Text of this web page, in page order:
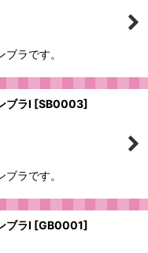
ラです。
ブラI [SB0003]
ラです。
ブラI [GB0001]